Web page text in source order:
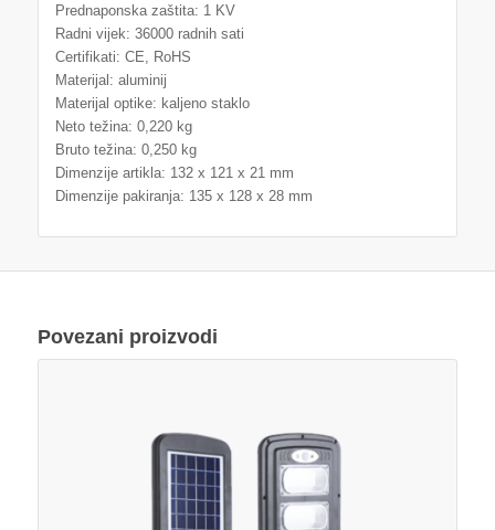
Prednaponska zaštita: 1 KV
Radni vijek: 36000 radnih sati
Certifikati: CE, RoHS
Materijal: aluminij
Materijal optike: kaljeno staklo
Neto težina: 0,220 kg
Bruto težina: 0,250 kg
Dimenzije artikla: 132 x 121 x 21 mm
Dimenzije pakiranja: 135 x 128 x 28 mm
Povezani proizvodi